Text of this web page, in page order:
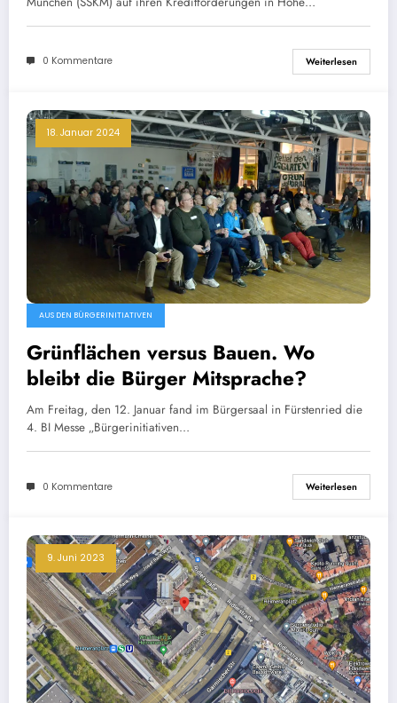
0 Kommentare Weiterlesen
18. Januar 2024
AUS DEN BÜRGERINITIATIVEN
Grünflächen versus Bauen. Wo
bleibt die Bürger Mitsprache?
Am Freitag, den 12. Januar fand im Bürgersaal in Fürstenried die
4. BI Messe „Bürgerinitiativen…
0 Kommentare Weiterlesen
9. Juni 2023